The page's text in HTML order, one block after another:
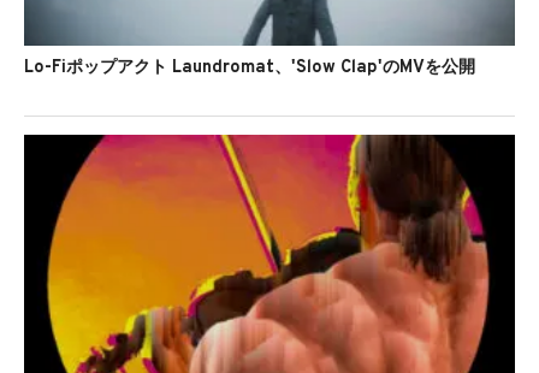
Lo-Fiポップアクト Laundromat、'Slow Clap'のMVを公開